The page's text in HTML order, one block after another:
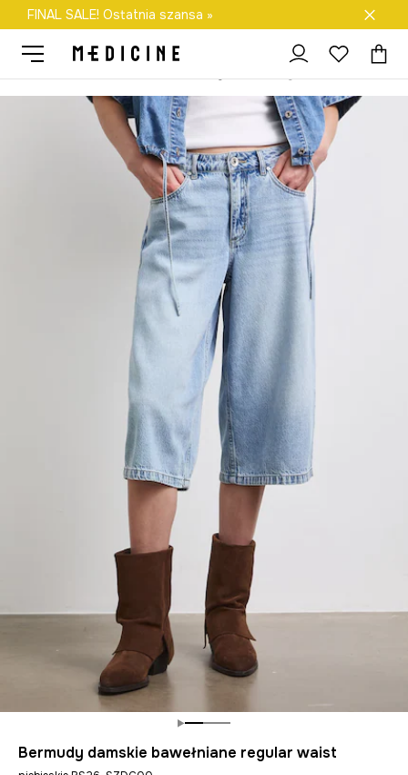
Darmowa dostawa do salonów
FINAL SALE! Ostatnia szansa »
Bermudy damskie bawełniane regular waist